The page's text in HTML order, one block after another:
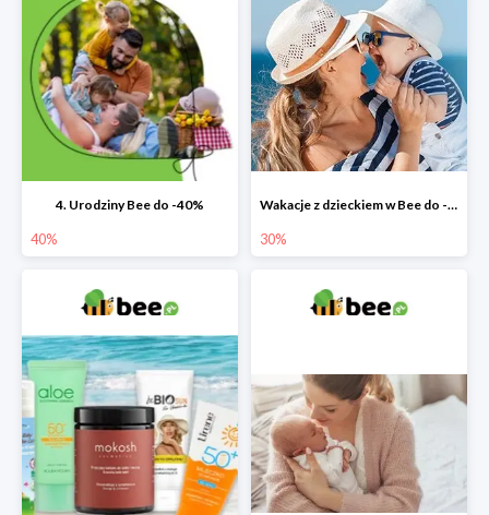
4. Urodziny Bee do -40%
40%
Wakacje z dzieckiem w Bee do -30%
30%